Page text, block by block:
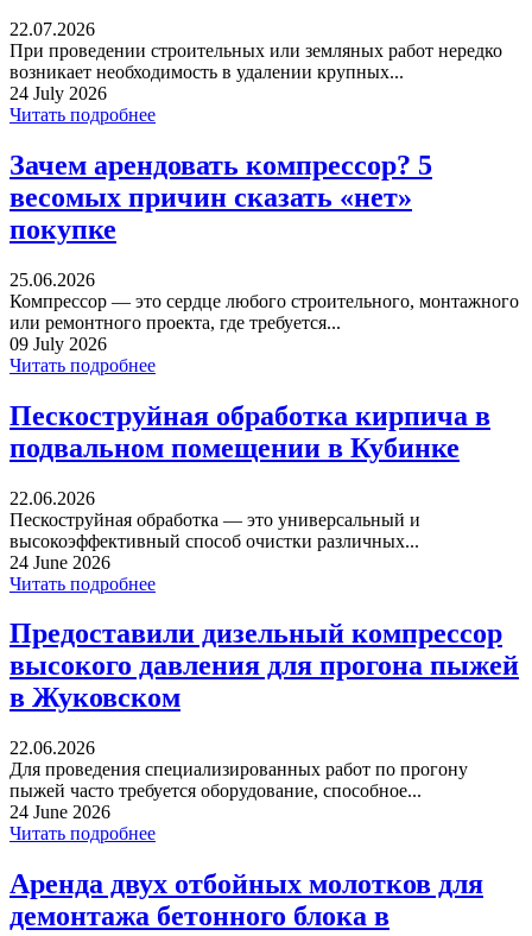
22.07.2026
При проведении строительных или земляных работ нередко
возникает необходимость в удалении крупных...
24 July 2026
Читать подробнее
Зачем арендовать компрессор? 5
весомых причин сказать «нет»
покупке
25.06.2026
Компрессор — это сердце любого строительного, монтажного
или ремонтного проекта, где требуется...
09 July 2026
Читать подробнее
Пескоструйная обработка кирпича в
подвальном помещении в Кубинке
22.06.2026
Пескоструйная обработка — это универсальный и
высокоэффективный способ очистки различных...
24 June 2026
Читать подробнее
Предоставили дизельный компрессор
высокого давления для прогона пыжей
в Жуковском
22.06.2026
Для проведения специализированных работ по прогону
пыжей часто требуется оборудование, способное...
24 June 2026
Читать подробнее
Аренда двух отбойных молотков для
демонтажа бетонного блока в